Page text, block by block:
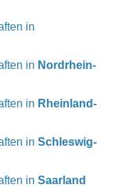
in
in Nordrhein-
in Rheinland-
in Schleswig-
in Saarland